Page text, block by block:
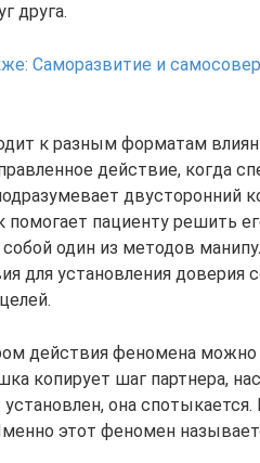
друга.
Саморазвитие и
к разным форматам
действие, когда
двусторонний
помогает пациенту решить
один из методов
для установления доверия
действия феномена можно
копирует шаг партнера,
установлен, она
этот феномен